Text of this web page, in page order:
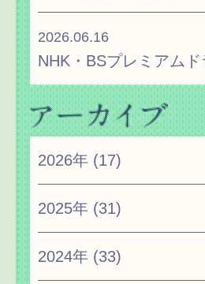
2026.06.16
NHK・BSプレミアム
2026年 (17)
2025年 (31)
2024年 (33)